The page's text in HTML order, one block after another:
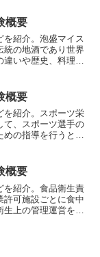
概要
を紹介。泡盛マイス
統の地酒であり世界
違いや歴史、料理と
概要
を紹介。スポーツ栄
て、スポーツ選手の
めの指導を行うと共
概要
を紹介。食品衛生責
許可施設ごとに食中
上の管理運営を行